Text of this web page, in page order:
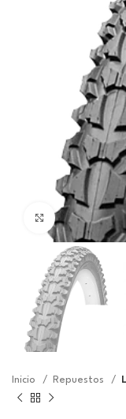
Click to
Inicio Repuestos